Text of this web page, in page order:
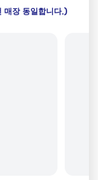
장 동일합니다.)